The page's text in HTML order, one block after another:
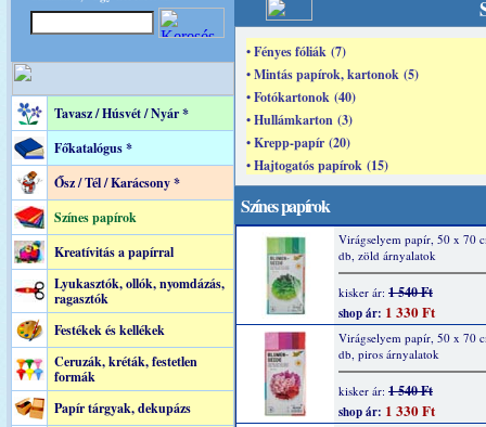
Tavasz / Húsvét / Nyár *
Főkatalógus *
Ősz / Tél / Karácsony *
Színes papírok
Kreatívitás a papírral
Lyukasztók, ollók, nyomdázás,
ragasztók
Festékek és kellékek
Ceruzák, kréták, festetlen
formák
Papír tárgyak, dekupázs
• Fényes fóliák (7)
• Mintás papírok, kartonok (5)
• Fotókartonok (40)
• Hullámkarton (3)
• Krepp-papír (20)
• Hajtogatós papírok (15)
Színes papírok
Virágselyem papír, 50 x 70
db, zöld árnyalatok
kisker ár: 1 540 Ft
shop ár: 1 330 Ft
Virágselyem papír, 50 x 70
db, piros árnyalatok
kisker ár: 1 540 Ft
shop ár: 1 330 Ft